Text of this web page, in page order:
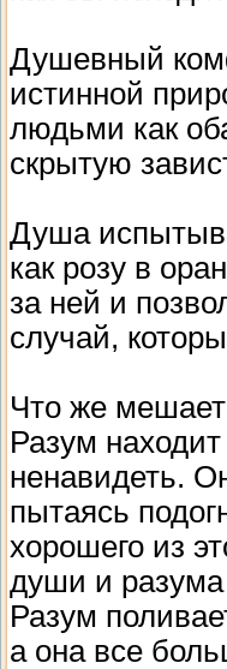
Душевный
истинной
людьми как
скрытую
Душа
как розу в
за ней и
случай,
Что же
Разум
ненавидеть.
пытаясь
хорошего из
души и
Разум
а она все